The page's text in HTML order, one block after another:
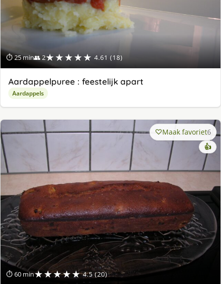
⏱ 25 min👥 2★★★★★ 4.61 (18)
Aardappelpuree : feestelijk apart
Aardappels
⏱ 60 min★★★★★ 4.5 (20)
Maak favoriet6
👍